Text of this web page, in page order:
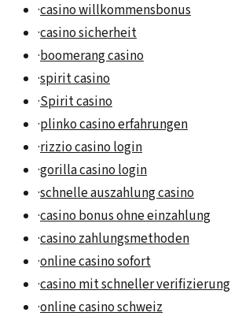
·casino willkommensbonus
·casino sicherheit
·boomerang casino
·spirit casino
·Spirit casino
·plinko casino erfahrungen
·rizzio casino login
·gorilla casino login
·schnelle auszahlung casino
·casino bonus ohne einzahlung
·casino zahlungsmethoden
·online casino sofort
·casino mit schneller verifizierung
·online casino schweiz